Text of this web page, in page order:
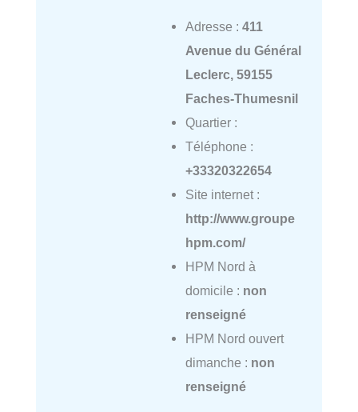
Adresse : 411
Avenue du Général
Leclerc, 59155
Faches-Thumesnil
Quartier :
Téléphone :
+33320322654
Site internet :
http://www.groupe
hpm.com/
HPM Nord à
domicile : non
renseigné
HPM Nord ouvert
dimanche : non
renseigné